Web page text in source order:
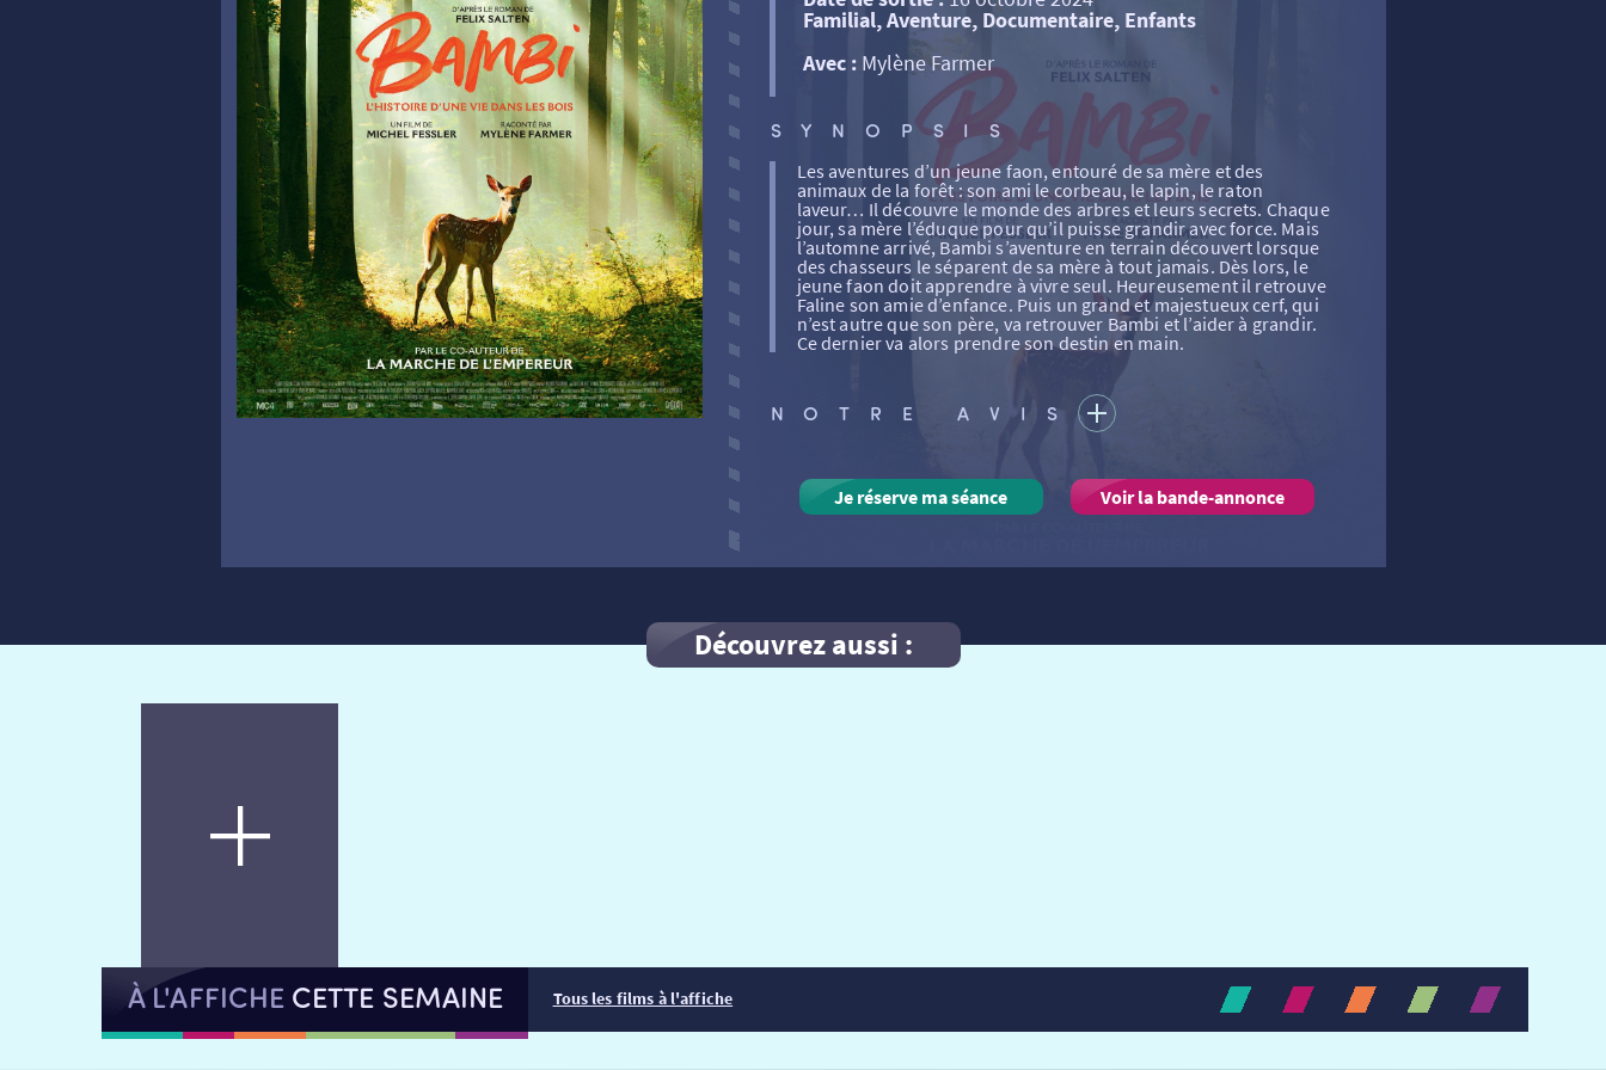
Familial, Aventure, Documentaire, Enfants
Avec :Mylène Farmer
SYNOPSIS
Les aventures d’un jeune faon, entouré de sa mère et des
animaux de la forêt : son ami le corbeau, le lapin, le raton
laveur… Il découvre le monde des arbres et leurs secrets. Chaque
jour, sa mère l’éduque pour qu’il puisse grandir avec force. Mais
l’automne arrivé, Bambi s’aventure en terrain découvert lorsque
des chasseurs le séparent de sa mère à tout jamais. Dès lors, le
jeune faon doit apprendre à vivre seul. Heureusement il retrouve
Faline son amie d’enfance. Puis un grand et majestueux cerf, qui
n’est autre que son père, va retrouver Bambi et l’aider à grandir.
Ce dernier va alors prendre son destin en main.
NOTRE AVIS
Je réserve ma séance Voir la bande-annonce
Découvrez aussi :
À L'AFFICHE CETTE SEMAINE Tous les films à l'affiche